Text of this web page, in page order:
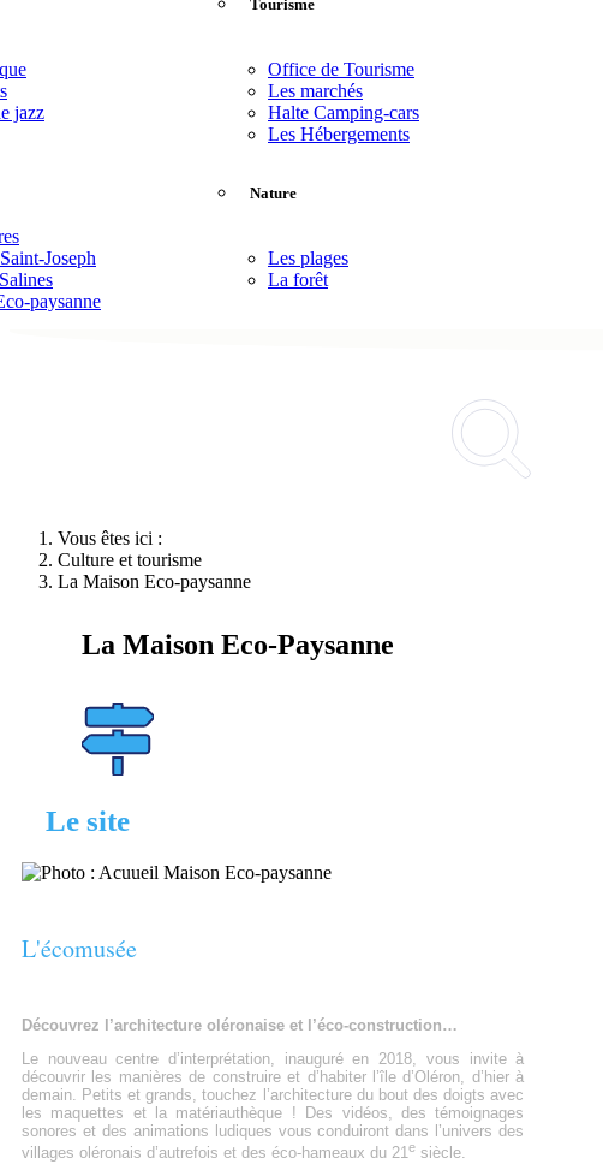
jazz
Joseph
paysanne
Tourisme
Office de Tourisme
Les marchés
Halte Camping-cars
Les Hébergements
Nature
Les plages
La forêt
Vous êtes ici :
Culture et tourisme
La Maison Eco-paysanne
La Maison Eco-Paysanne
Le site
L'écomusée
Découvrez l’architecture oléronaise et l’éco-construction…
Le nouveau centre d’interprétation, inauguré en 2018, vous invite à
découvrir les manières de construire et d’habiter l’île d’Oléron, d’hier à
demain. Petits et grands, touchez l’architecture du bout des doigts avec
les maquettes et la matériauthèque ! Des vidéos, des témoignages
sonores et des animations ludiques vous conduiront dans l’univers des
villages oléronais d’autrefois et des éco-hameaux du 21e siècle.